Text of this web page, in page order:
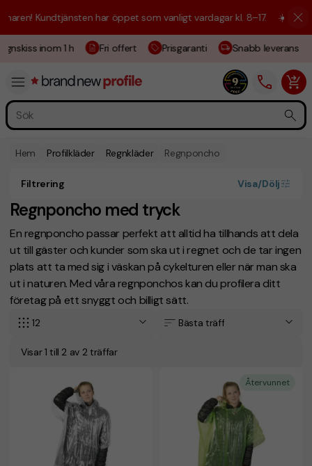
Kundtjänsten har öppet som vanligt vardagar kl. 8–17. ☀️ Vi är
inom 1 h Fri offert Prisgaranti Snabb leverans
Hem Profilkläder Regnkläder Regnponcho
Regnponcho med tryck
En regnponcho passar perfekt att alltid ha tillhands att dela
ut till gäster och kunder som ska ut i regnet och de tar ingen
plats att ta med sig i väskan på cykelturen eller när man ska
ut i naturen. Med våra regnponchos kan du profilera ditt
företag på ett snyggt och billigt sätt.
Filtrering Visa/Dölj
Visar 1 till 2 av 2 träffar
12 Bästa träff
Återvunnet